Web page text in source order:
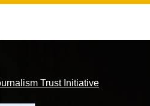
Trust Initiative